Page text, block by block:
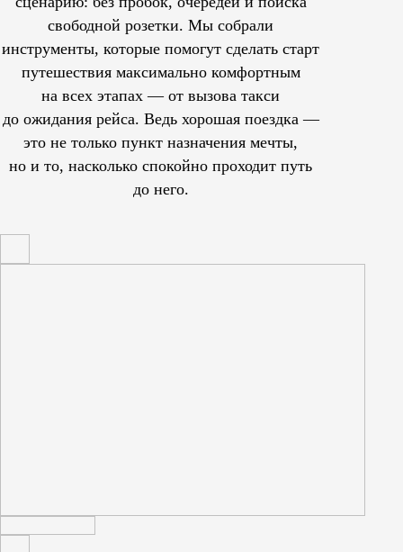
свободной розетки. Мы собрали
инструменты, которые помогут сделать старт
путешествия максимально комфортным
на всех этапах — от вызова такси
до ожидания рейса. Ведь хорошая поездка —
это не только пункт назначения мечты,
но и то, насколько спокойно проходит путь
до него.